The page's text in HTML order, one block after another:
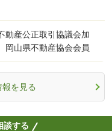
動産公正取引協議会加
岡山県不動産協会会員
を見る
談する